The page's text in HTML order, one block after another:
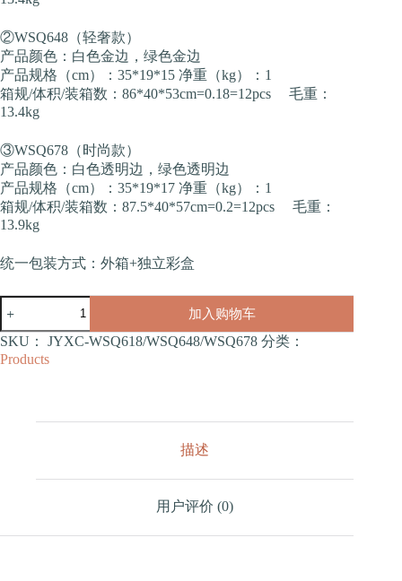
②WSQ648（轻奢款）
产品颜色：白色金边，绿色金边
产品规格（cm）：35*19*15 净重（kg）：1
箱规/体积/装箱数：86*40*53cm=0.18=12pcs 毛重：
13.4kg
③WSQ678（时尚款）
产品颜色：白色透明边，绿色透明边
产品规格（cm）：35*19*17 净重（kg）：1
箱规/体积/装箱数：87.5*40*57cm=0.2=12pcs 毛重：
13.9kg
统一包装方式：外箱+独立彩盒
物
粮
水
（WSQ618/WSQ648/WSQ678）
加入购物车
SKU： JYXC-WSQ618/WSQ648/WSQ678 分类：
Products
描述
用户评价 (0)